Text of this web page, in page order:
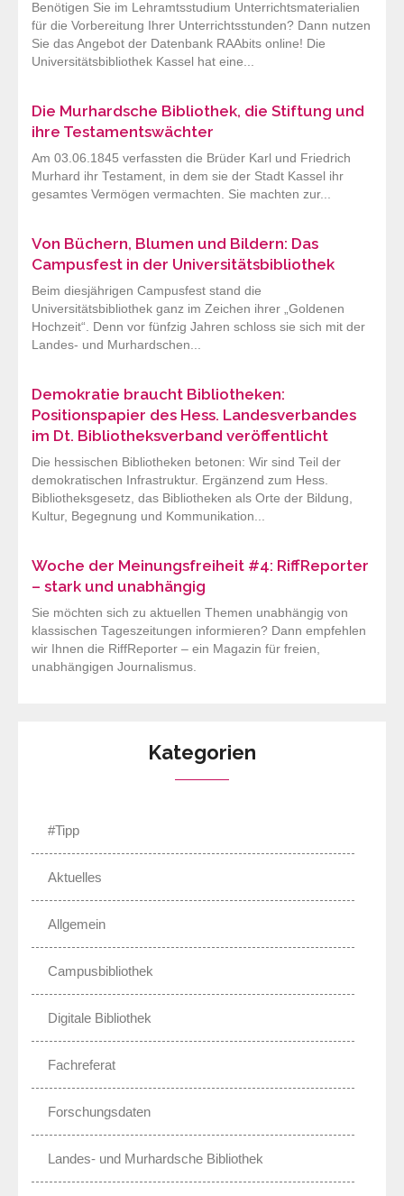
Benötigen Sie im Lehramtsstudium Unterrichtsmaterialien
für die Vorbereitung Ihrer Unterrichtsstunden? Dann nutzen
Sie das Angebot der Datenbank RAAbits online! Die
Universitätsbibliothek Kassel hat eine...
Die Murhardsche Bibliothek, die Stiftung und
ihre Testamentswächter
Am 03.06.1845 verfassten die Brüder Karl und Friedrich
Murhard ihr Testament, in dem sie der Stadt Kassel ihr
gesamtes Vermögen vermachten. Sie machten zur...
Von Büchern, Blumen und Bildern: Das
Campusfest in der Universitätsbibliothek
Beim diesjährigen Campusfest stand die
Universitätsbibliothek ganz im Zeichen ihrer „Goldenen
Hochzeit“. Denn vor fünfzig Jahren schloss sie sich mit der
Landes- und Murhardschen...
Demokratie braucht Bibliotheken:
Positionspapier des Hess. Landesverbandes
im Dt. Bibliotheksverband veröffentlicht
Die hessischen Bibliotheken betonen: Wir sind Teil der
demokratischen Infrastruktur. Ergänzend zum Hess.
Bibliotheksgesetz, das Bibliotheken als Orte der Bildung,
Kultur, Begegnung und Kommunikation...
Woche der Meinungsfreiheit #4: RiffReporter
– stark und unabhängig
Sie möchten sich zu aktuellen Themen unabhängig von
klassischen Tageszeitungen informieren? Dann empfehlen
wir Ihnen die RiffReporter – ein Magazin für freien,
unabhängigen Journalismus.
Kategorien
#Tipp
Aktuelles
Allgemein
Campusbibliothek
Digitale Bibliothek
Fachreferat
Forschungsdaten
Landes- und Murhardsche Bibliothek